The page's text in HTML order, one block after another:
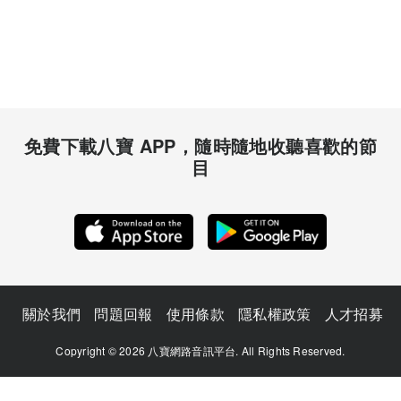
免費下載八寶 APP，隨時隨地收聽喜歡的節
目
關於我們 問題回報 使用條款 隱私權政策 人才招募
Copyright © 2026 八寶網路音訊平台. All Rights Reserved.